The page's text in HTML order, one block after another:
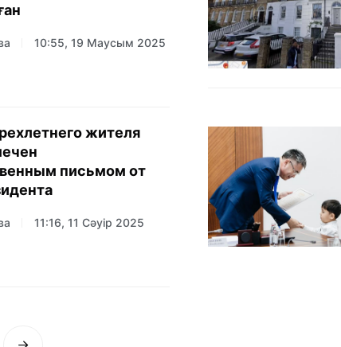
10:55, 19 Маусым 2025
жителя
письмом от
11:16, 11 Сәуір 2025